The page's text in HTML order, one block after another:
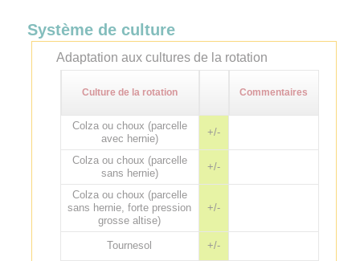
Système de culture
Adaptation aux cultures de la rotation
Culture de la rotation Commentaires
Colza ou choux (parcelle
avec hernie)
+/-
Colza ou choux (parcelle
sans hernie)
+/-
Colza ou choux (parcelle
sans hernie, forte pression
grosse altise)
+/-
Tournesol +/-